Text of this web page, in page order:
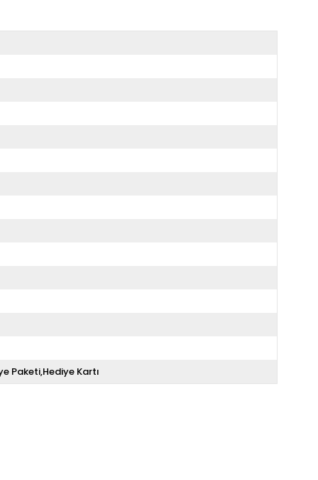
Paketi,Hediye Kartı